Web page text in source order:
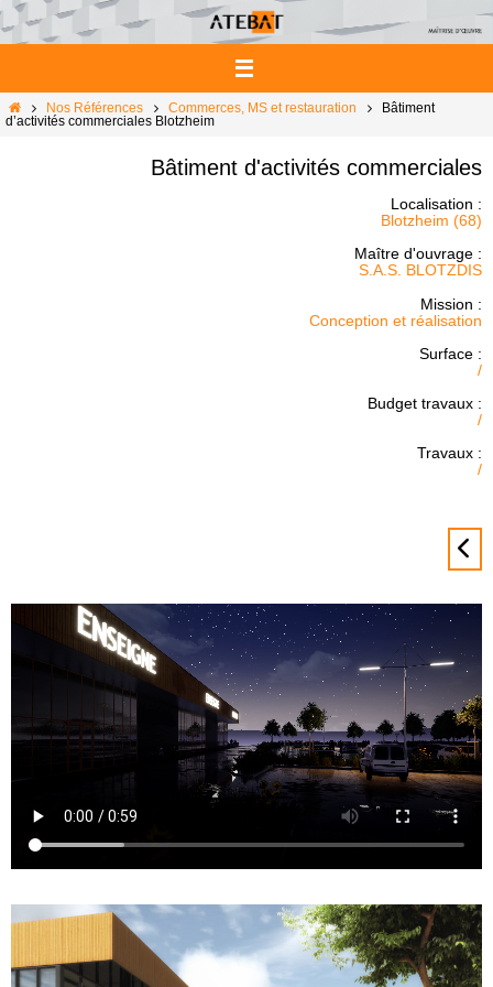
Passer
vers
le
HomeNos Références Commerces, MS et restauration
Bâtiment
d’activités commerciales Blotzheim
Bâtiment d'activités commerciales
Localisation :
Blotzheim (68)
Maître d'ouvrage :
S.A.S. BLOTZDIS
Mission :
Conception et réalisation
Surface :
/
Budget travaux :
/
Travaux :
/